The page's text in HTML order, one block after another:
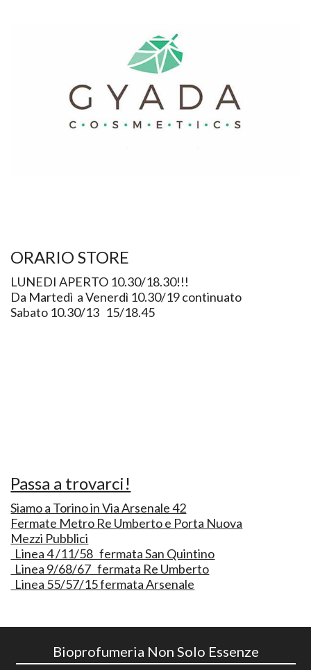
ORARIO STORE
LUNEDI APERTO 10.30/18.30!!!
Da Martedì a Venerdì 10.30/19 continuato
Sabato 10.30/13 15/18.45
Passa a trovarci!
Siamo a Torino in Via Arsenale 42
Fermate Metro Re Umberto e Porta Nuova
Mezzi Pubblici
Linea 4 /11/58 fermata San Quintino
Linea 9/68/67 fermata Re Umberto
Linea 55/57/15 fermata Arsenale
Bioprofumeria Non Solo Essenze